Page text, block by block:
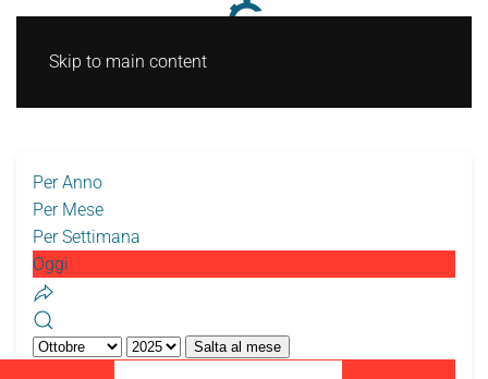
Skip to main content
Per Anno
Per Mese
Per Settimana
Oggi
Salta al mese